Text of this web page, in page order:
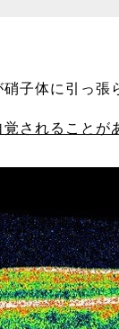
子体に引っ張
されることが